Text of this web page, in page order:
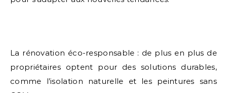
La rénovation éco-responsable : de plus en plus de
propriétaires optent pour des solutions durables,
comme l’isolation naturelle et les peintures sans